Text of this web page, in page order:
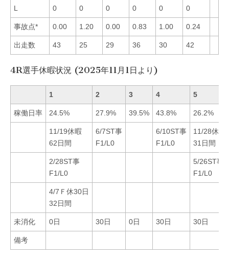
L 0 0 0 0 0 0
事故点* 0.00 1.20 0.00 0.83 1.00 0.24
出走数 43 25 29 36 30 42
4R選手休暇状況 (2025年11月1日より)
1 2 3 4 5
稼働日率 24.5% 27.9% 39.5% 43.8% 26.2%
11/19休暇
62日間
6/7ST事
F1/L0
6/10ST事
F1/L0
11/28休暇
31日間
2/28ST事
F1/L0
5/26ST事
F1/L0
4/7Ｆ休30日
32日間
未消化 0日 30日 0日 30日 30日
備考